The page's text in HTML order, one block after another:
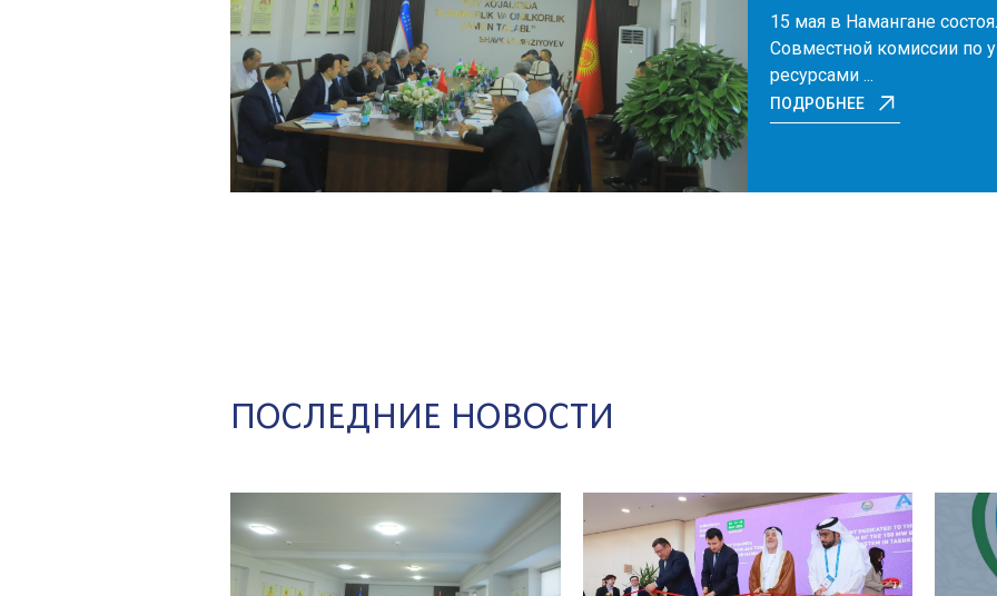
15 мая в Намангане
Совместной комиссии по
ресурсами ...
ПОДРОБНЕЕ
ПОСЛЕДНИЕ НОВОСТИ